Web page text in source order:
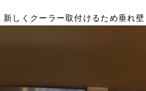
しくクーラー取付けるため垂れ壁